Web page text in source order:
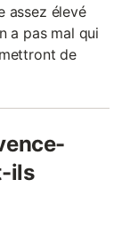
assez élevé
a pas mal qui
de
ils